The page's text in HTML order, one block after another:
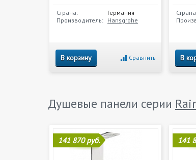
Страна:
Германия
Производитель: Hansgrohe
В корзину Сравнить В
Душевые панели серии
141 870 руб. 141